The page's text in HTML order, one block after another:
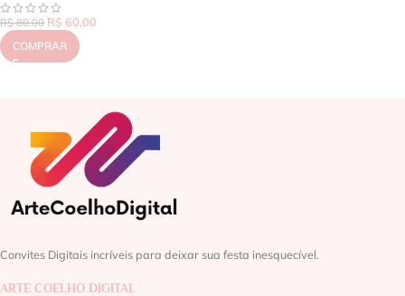
R$80,00 R$ 60,00
COMPRAR
Convites Digitais incríveis para deixar sua festa inesquecível.
ARTE COELHO DIGITAL